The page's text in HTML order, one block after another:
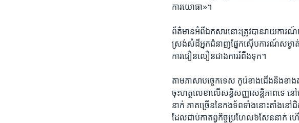
ការ​យោធា»។
ព័ត៌មាន​អំពី​ឯកសារ​នោះ​ត្រូវ​បាន​រាយ​កា
ស្រង់​សំដី​អ្នក​ជំនាញ​ផ្នែក​ស៊ើប​ការណ៍​សម្ងា
ការ​ជឿនលឿន​ជាង​ការ​រំពឹង​ទុក។
តាម​ភាសា​បច្ចេក​ទេស​ ​កូរ៉េ​ខាងជើង​និង​ខ
ចុះ​ហត្ថលេខា​លើ​សន្ធិ​សញ្ញា​សន្តិភាព​ទេ​ ន
នាក់ ​ភាគ​ច្រើន​នៃ​កងទ័ព​ទាំង​នោះតាំង​នៅ​
ដែល​ជាប់​កាតព្វ​កិច្ច​ប្រហែល​៦សែន​នាក់​